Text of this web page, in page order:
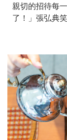
親切的招待每
了！」張弘典笑